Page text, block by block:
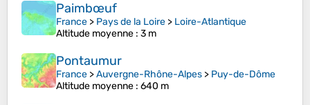
Paimbœuf
France > Pays de la Loire > Loire-Atlantique
Altitude moyenne : 3 m
Pontaumur
France >Auvergne-Rhône-Alpes > Puy-de-Dôme
Altitude moyenne : 640 m